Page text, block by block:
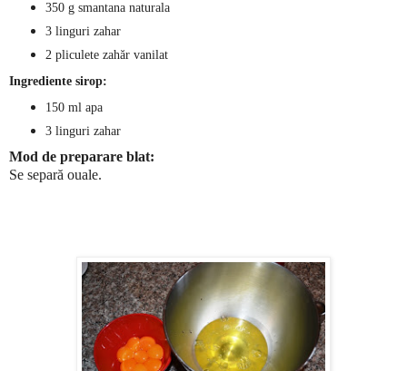
350 g smantana naturala
3 linguri zahar
2 pliculete zahăr vanilat
Ingrediente sirop:
150 ml apa
3 linguri zahar
Mod de preparare blat:
Se separă ouale.